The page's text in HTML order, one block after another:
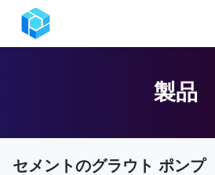
製品
セメントのグラウト ポンプ